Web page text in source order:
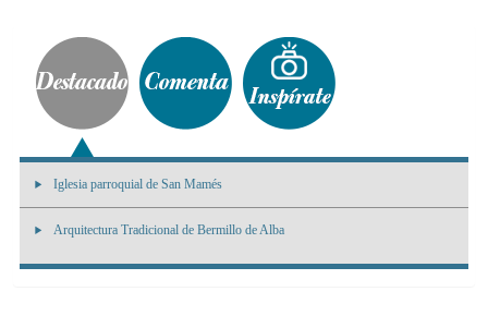
Iglesia parroquial de San Mamés
Arquitectura Tradicional de Bermillo de Alba